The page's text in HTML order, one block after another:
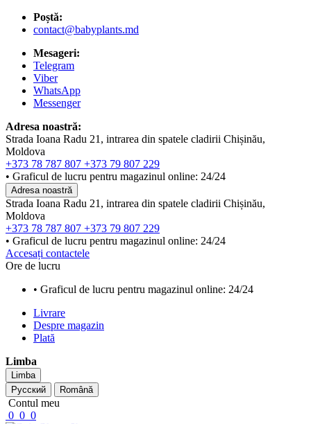
Poștă:
contact@babyplants.md
Mesageri:
Telegram
Viber
WhatsApp
Messenger
Adresa noastră:
Strada Ioana Radu 21, intrarea din spatele cladirii Chișinău,
Moldova
+373 78 787 807 +373 79 807 229
• Graficul de lucru pentru magazinul online: 24/24
Adresa noastră
Strada Ioana Radu 21, intrarea din spatele cladirii Chișinău,
Moldova
+373 78 787 807 +373 79 807 229
• Graficul de lucru pentru magazinul online: 24/24
Accesați contactele
Ore de lucru
• Graficul de lucru pentru magazinul online: 24/24
Livrare
Despre magazin
Plată
Limba
Limba
Русский
Română
Contul meu
0 0 0